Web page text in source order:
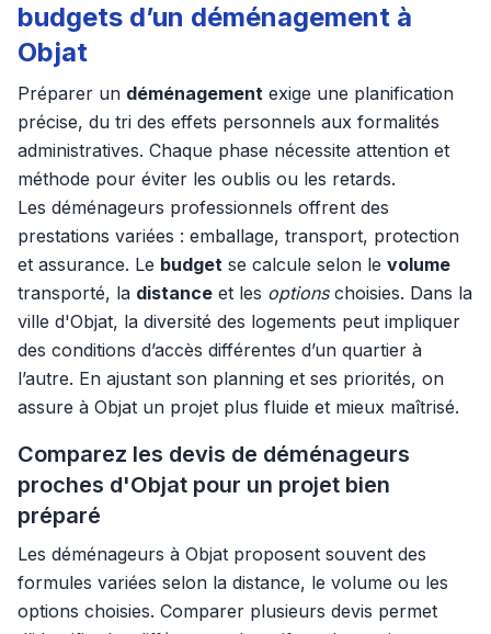
budgets d’un déménagement à
Objat
Préparer un déménagement exige une planification
précise, du tri des effets personnels aux formalités
administratives. Chaque phase nécessite attention et
méthode pour éviter les oublis ou les retards.
Les déménageurs professionnels offrent des
prestations variées : emballage, transport, protection
et assurance. Le budget se calcule selon le volume
transporté, la distance et les optionschoisies. Dans la
ville d'Objat, la diversité des logements peut impliquer
des conditions d’accès différentes d’un quartier à
l’autre. En ajustant son planning et ses priorités, on
assure à Objat un projet plus fluide et mieux maîtrisé.
Comparez les devis de déménageurs
proches d'Objat pour un projet bien
préparé
Les déménageurs à Objat proposent souvent des
formules variées selon la distance, le volume ou les
options choisies. Comparer plusieurs devis permet